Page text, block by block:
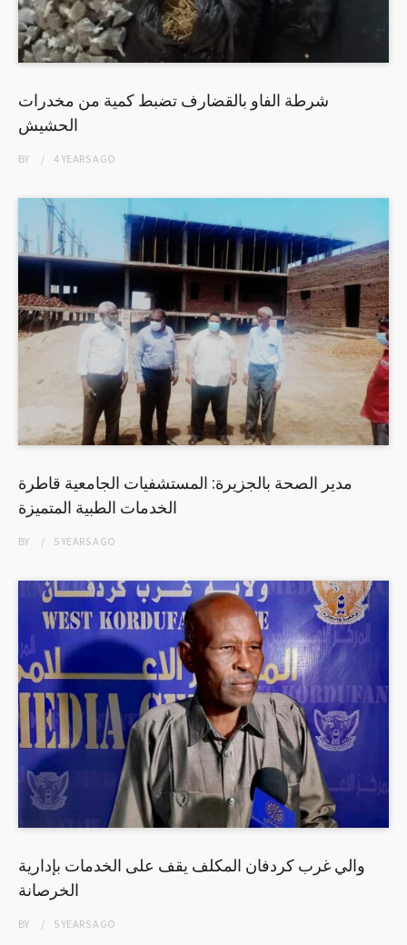
شرطة الفاو بالقضارف تضبط كمية من مخدرات
الحشيش
BY 4 YEARSAGO
مدير الصحة بالجزيرة: المستشفيات الجامعية قاطرة
الخدمات الطبية المتميزة
BY 5 YEARSAGO
والي غرب كردفان المكلف يقف على الخدمات بإدارية
الخرصانة
BY 5 YEARSAGO